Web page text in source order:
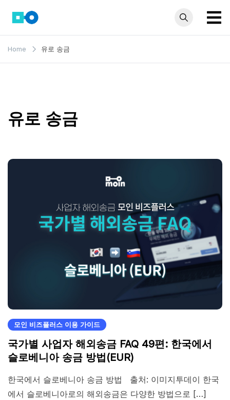
content
모인 해
외송금
Home 유로 송금
유로 송금
모인 비즈플러스 이용 가이드
국가별 사업자 해외송금 FAQ 49편: 한국에서
슬로베니아 송금 방법(EUR)
한국에서 슬로베니아 송금 방법 출처: 이미지투데이 한국
에서 슬로베니아로의 해외송금은 다양한 방법으로 […]